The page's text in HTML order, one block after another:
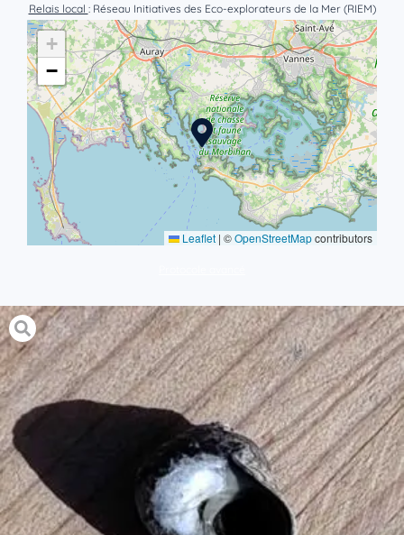
Relais local : Réseau Initiatives des Eco-explorateurs de la Mer (RIEM)
+
−
Leaflet | ©OpenStreetMapcontributors